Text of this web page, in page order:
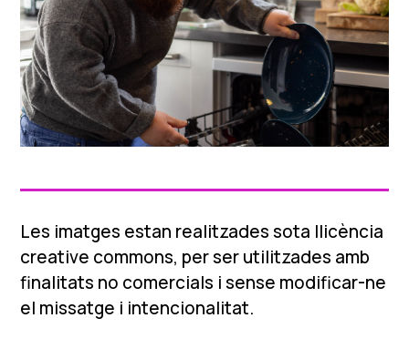
Les imatges estan realitzades sota llicència
creative commons, per ser utilitzades amb
finalitats no comercials i sense modificar-ne
el missatge i intencionalitat.